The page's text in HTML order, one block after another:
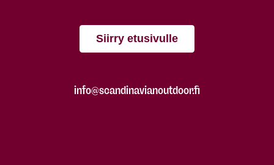
Siirry etusivulle
info@scandinavianoutdoor.fi